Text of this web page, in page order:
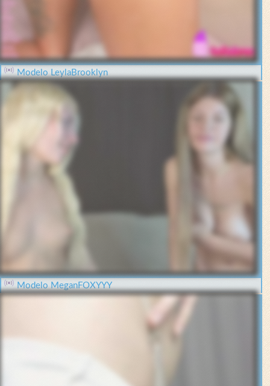
Modelo LeylaBrooklyn
Modelo MeganFOXYYY